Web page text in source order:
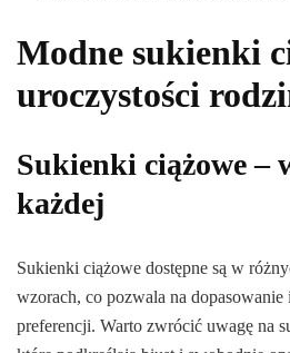
Modne sukienki
uroczystości
Sukienki ciążowe –
każdej
Sukienki ciążowe dostępne są w
wzorach, co pozwala na
preferencji. Warto zwrócić uwagę na